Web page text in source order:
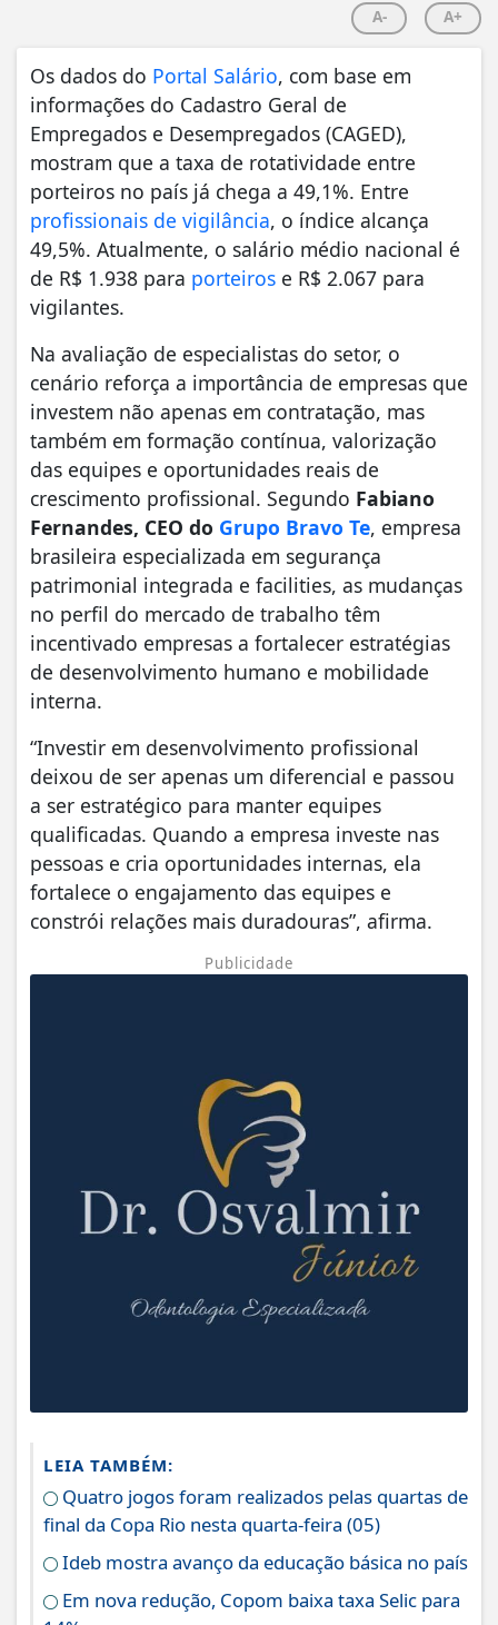
A- A+
Os dados do Portal Salário, com base em
informações do Cadastro Geral de
Empregados e Desempregados (CAGED),
mostram que a taxa de rotatividade entre
porteiros no país já chega a 49,1%. Entre
profissionais de vigilância, o índice alcança
49,5%. Atualmente, o salário médio nacional é
de R$ 1.938 para porteiros e R$ 2.067 para
vigilantes.
Na avaliação de especialistas do setor, o
cenário reforça a importância de empresas que
investem não apenas em contratação, mas
também em formação contínua, valorização
das equipes e oportunidades reais de
crescimento profissional. Segundo Fabiano
Fernandes, CEO do Grupo Bravo Te, empresa
brasileira especializada em segurança
patrimonial integrada e facilities, as mudanças
no perfil do mercado de trabalho têm
incentivado empresas a fortalecer estratégias
de desenvolvimento humano e mobilidade
interna.
“Investir em desenvolvimento profissional
deixou de ser apenas um diferencial e passou
a ser estratégico para manter equipes
qualificadas. Quando a empresa investe nas
pessoas e cria oportunidades internas, ela
fortalece o engajamento das equipes e
constrói relações mais duradouras”, afirma.
Publicidade
LEIA TAMBÉM:
Quatro jogos foram realizados pelas quartas de
final da Copa Rio nesta quarta-feira (05)
Ideb mostra avanço da educação básica no país
Em nova redução, Copom baixa taxa Selic para